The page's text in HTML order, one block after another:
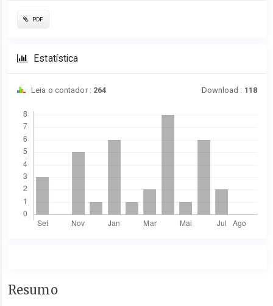
PDF
Estatística
Leia o contador : 264 Download : 118
Conteúdo
Resumo